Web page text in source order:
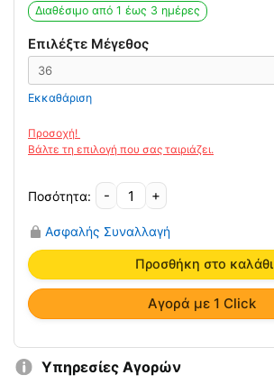
13.83€.
είναι:
9.88€.
Διαθέσιμο από 1 έως 3 ημέρες
Επιλέξτε Μέγεθος
Εκκαθάριση
Αγορά με 1 Click
-
Δερμάτινος
Πάτος
για
την
Κακοσμία
με
Ενεργό
Saluber
+
Ασφαλής Συναλλαγή
Προσθήκη στο καλάθι
Υπηρεσίες Αγορών